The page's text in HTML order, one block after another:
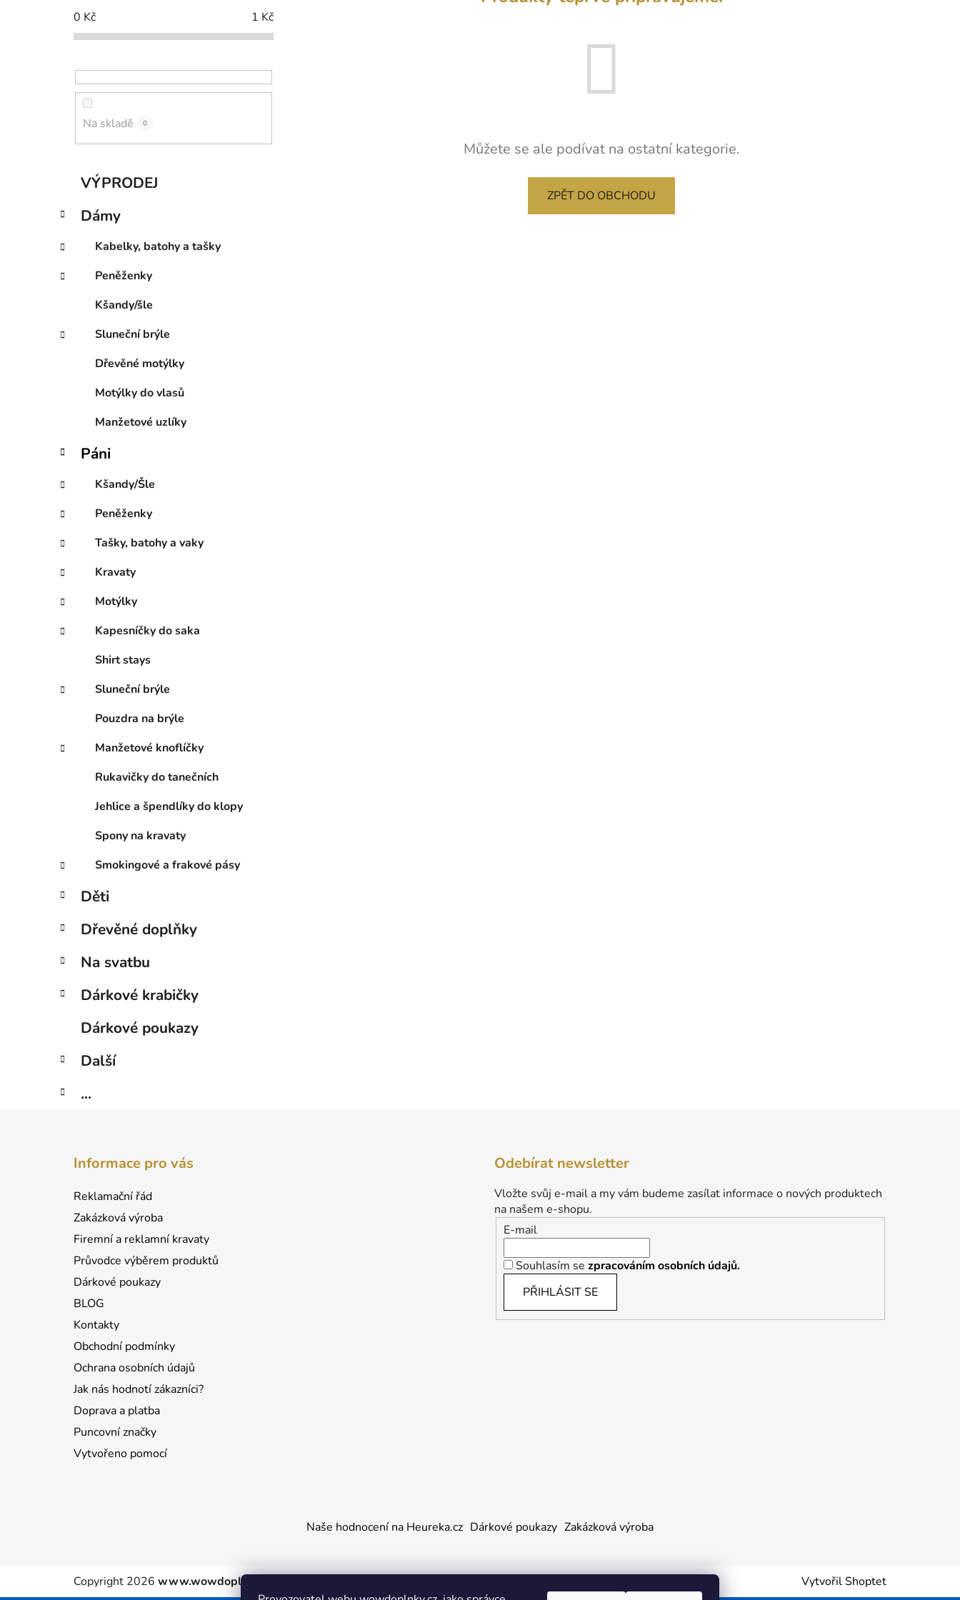
0 Kč 1 Kč
Na skladě 0
Přeskočit
kategorie
e
o
i
VÝPRODEJ
Dámy
Kabelky, batohy a tašky
Peněženky
Kšandy/šle
Sluneční brýle
Dřevěné motýlky
Motýlky do vlasů
Manžetové uzlíky
Páni
Kšandy/Šle
Peněženky
Tašky, batohy a vaky
Kravaty
Motýlky
Kapesníčky do saka
Shirt stays
Sluneční brýle
Pouzdra na brýle
Manžetové knoflíčky
Rukavičky do tanečních
Jehlice a špendlíky do klopy
Spony na kravaty
Smokingové a frakové pásy
Děti
Dřevěné doplňky
Na svatbu
Dárkové krabičky
Dárkové poukazy
Další
...
Můžete se ale podívat na ostatní kategorie.
ZPĚT DO OBCHODU
Informace pro vás
Reklamační řád
Zakázková výroba
Firemní a reklamní kravaty
Průvodce výběrem produktů
Dárkové poukazy
BLOG
Kontakty
Obchodní podmínky
Ochrana osobních údajů
Jak nás hodnotí zákazníci?
Doprava a platba
Puncovní značky
Vytvořeno pomocí
Odebírat newsletter
Vložte svůj e-mail a my vám budeme zasílat informace o nových produktech
na našem e-shopu.
E-mail
Souhlasím se zpracováním osobních údajů.
PŘIHLÁSIT SE
Naše hodnocení na Heureka.cz Dárkové poukazy Zakázková výroba
Vytvořil Shoptet
Copyright 2026 www.wowdoplnky.cz